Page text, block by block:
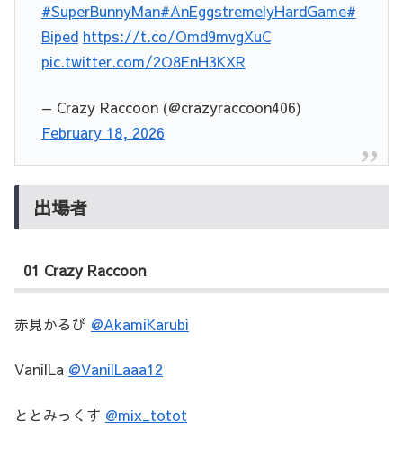
#SuperBunnyMan#AnEggstremelyHardGame#
Biped https://t.co/Omd9mvgXuC
pic.twitter.com/2O8EnH3KXR
— Crazy Raccoon (@crazyraccoon406)
February 18, 2026
出場者
01 Crazy Raccoon
赤見かるび @AkamiKarubi
VanilLa @VanilLaaa12
ととみっくす @mix_totot